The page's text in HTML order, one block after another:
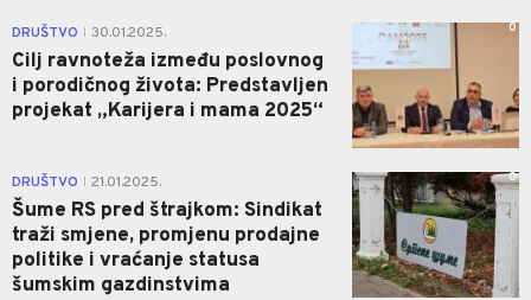
DRUŠTVO 30.01.2025.
Cilj ravnoteža između poslovnog
i porodičnog života: Predstavljen
projekat „Karijera i mama 2025“
0
DRUŠTVO 21.01.2025.
Šume RS pred štrajkom: Sindikat
traži smjene, promjenu prodajne
politike i vraćanje statusa
šumskim gazdinstvima
0